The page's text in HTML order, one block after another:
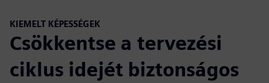
KIEMELT KÉPESSÉGEK
Csökkentse a tervezési
ciklus idejét biztonságos